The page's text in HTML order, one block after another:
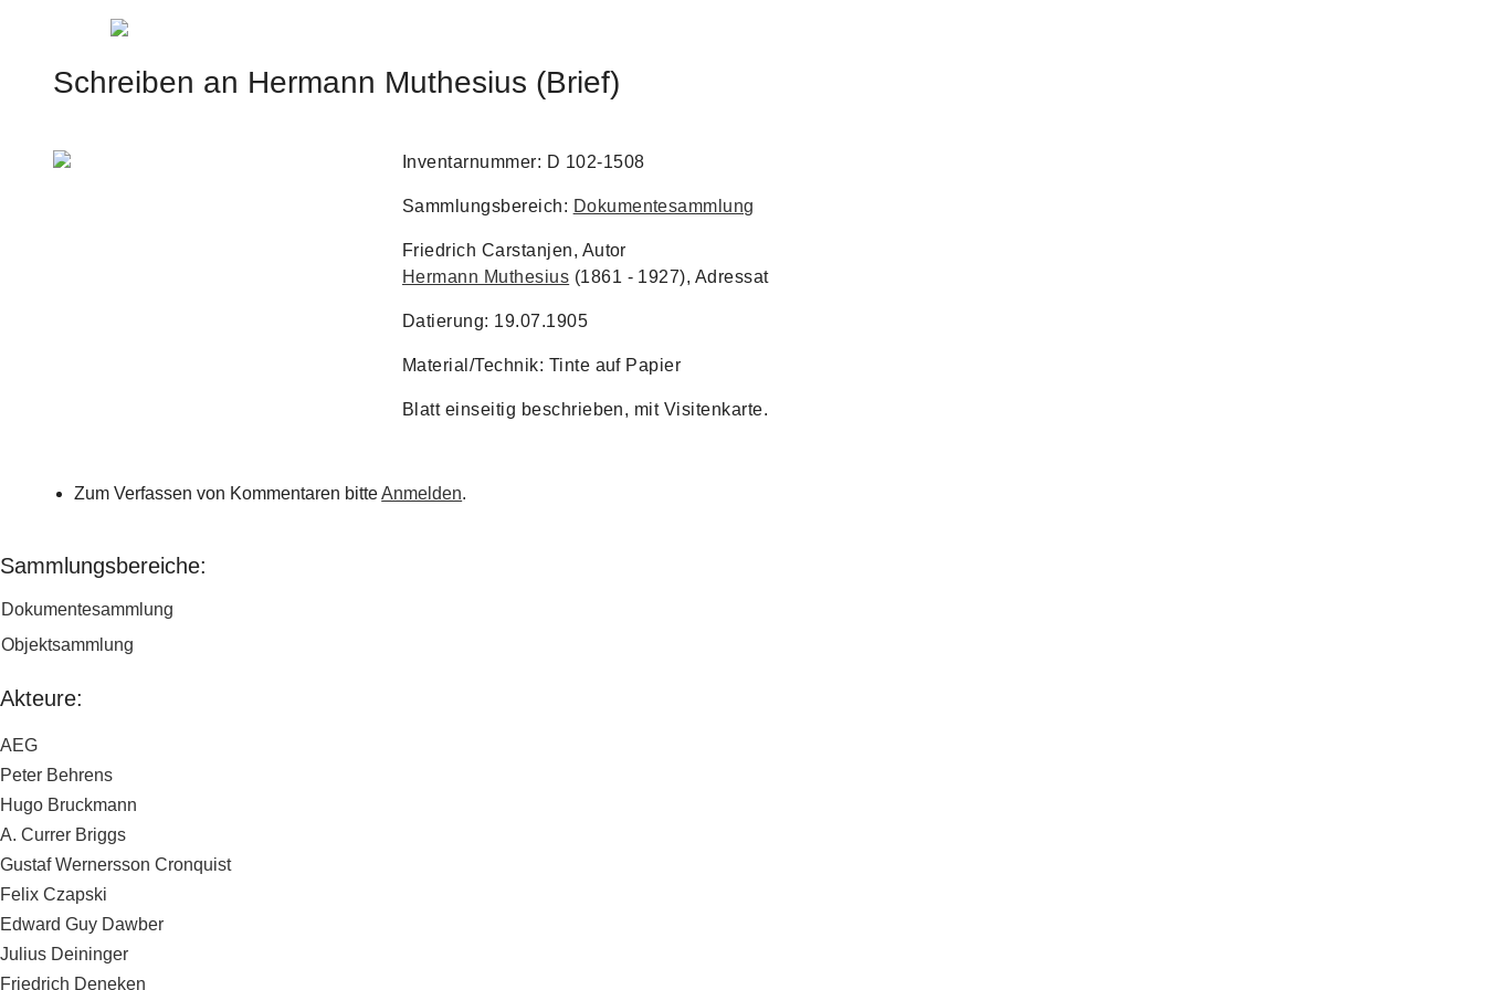
Jump to navigation
Schreiben an Hermann Muthesius (Brief)
Inventarnummer: D 102-1508
Sammlungsbereich: Dokumentesammlung
Friedrich Carstanjen, Autor
Hermann Muthesius (1861 - 1927), Adressat
Datierung: 19.07.1905
Material/Technik: Tinte auf Papier
Blatt einseitig beschrieben, mit Visitenkarte.
Zum Verfassen von Kommentaren bitteAnmelden.
Sammlungsbereiche:
Dokumentesammlung
Objektsammlung
Akteure:
AEG
Peter Behrens
Hugo Bruckmann
A. Currer Briggs
Gustaf Wernersson Cronquist
Felix Czapski
Edward Guy Dawber
Julius Deininger
Friedrich Deneken